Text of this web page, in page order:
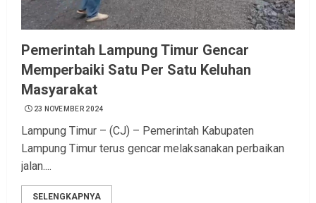
Pemerintah Lampung Timur Gencar
Memperbaiki Satu Per Satu Keluhan
Masyarakat
23 NOVEMBER 2024
Lampung Timur – (CJ) – Pemerintah Kabupaten
Lampung Timur terus gencar melaksanakan perbaikan
jalan....
SELENGKAPNYA